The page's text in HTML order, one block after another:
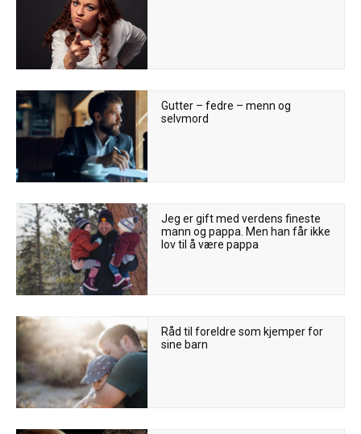
Gutter – fedre – menn og
selvmord
Jeg er gift med verdens fineste
mann og pappa. Men han får ikke
lov til å være pappa
Råd til foreldre som kjemper for
sine barn